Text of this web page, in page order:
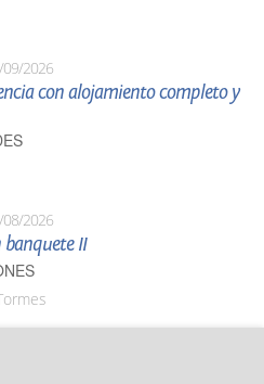
09/2026
con alojamiento completo y
08/2026
banquete II